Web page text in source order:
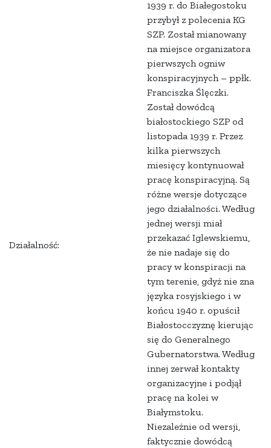
Działalność:
1939 r. do Białegostoku
przybył z polecenia KG
SZP. Został mianowany
na miejsce organizatora
pierwszych ogniw
konspiracyjnych – ppłk.
Franciszka Ślęczki.
Został dowódcą
białostockiego SZP od
listopada 1939 r. Przez
kilka pierwszych
miesięcy kontynuował
pracę konspiracyjną. Są
różne wersje dotyczące
jego działalności. Według
jednej wersji miał
przekazać Iglewskiemu,
że nie nadaje się do
pracy w konspiracji na
tym terenie, gdyż nie zna
języka rosyjskiego i w
końcu 1940 r. opuścił
Białostocczyznę kierując
się do Generalnego
Gubernatorstwa. Według
innej zerwał kontakty
organizacyjne i podjął
pracę na kolei w
Białymstoku.
Niezależnie od wersji,
faktycznie dowódcą